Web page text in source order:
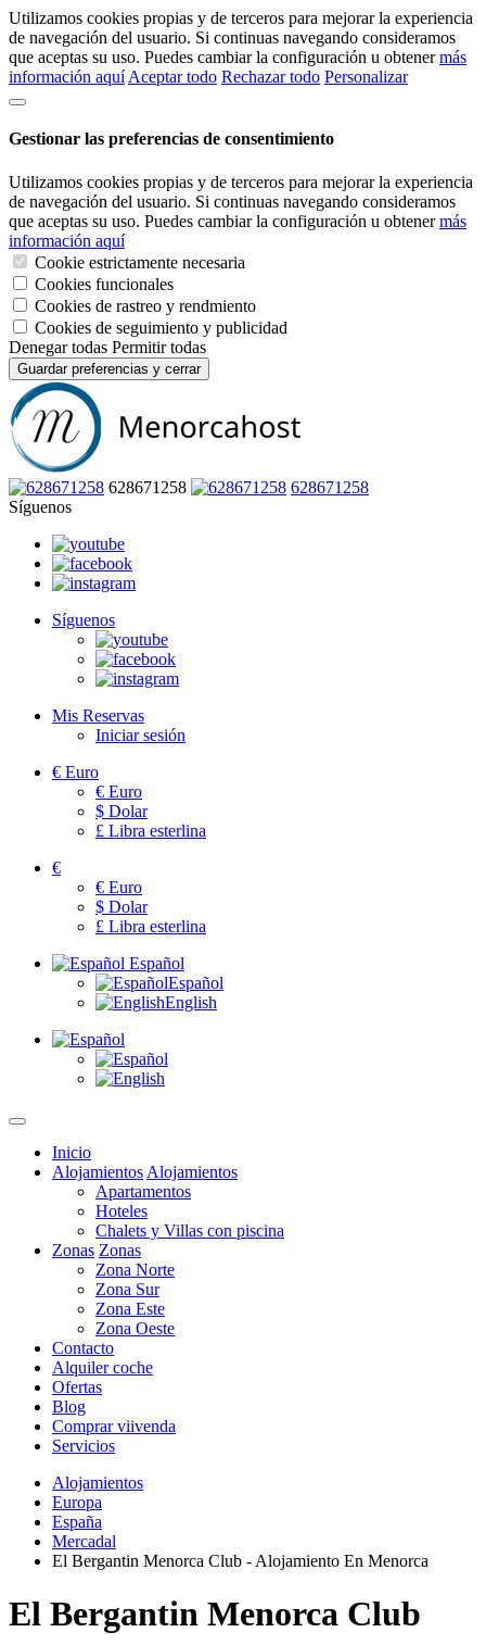
Utilizamos cookies propias y de terceros para mejorar la experiencia
de navegación del usuario. Si continuas navegando consideramos
que aceptas su uso. Puedes cambiar la configuración u obtenermás
información aquí Aceptar todo Rechazar todo Personalizar
Gestionar las preferencias de consentimiento
Utilizamos cookies propias y de terceros para mejorar la experiencia
de navegación del usuario. Si continuas navegando consideramos
que aceptas su uso. Puedes cambiar la configuración u obtenermás
información aquí
Cookie estrictamente necesaria
Cookies funcionales
Cookies de rastreo y rendmiento
Cookies de seguimiento y publicidad
Denegar todas Permitir todas
Guardar preferencias y cerrar
628671258
628671258
Síguenos
Síguenos
Mis Reservas
Iniciar sesión
€ Euro
€ Euro
$ Dolar
£ Libra esterlina
€
€ Euro
$ Dolar
£ Libra esterlina
Español
Español
English
Inicio
Alojamientos Alojamientos
Apartamentos
Hoteles
Chalets y Villas con piscina
Zonas Zonas
Zona Norte
Zona Sur
Zona Este
Zona Oeste
Contacto
Alquiler coche
Ofertas
Blog
Comprar viivenda
Servicios
Alojamientos
Europa
España
Mercadal
El Bergantin Menorca Club - Alojamiento En Menorca
El Bergantin Menorca Club